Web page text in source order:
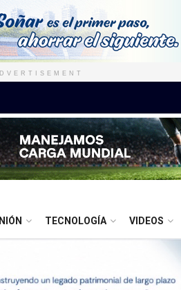
TECNOLOGÍA VIDEOS